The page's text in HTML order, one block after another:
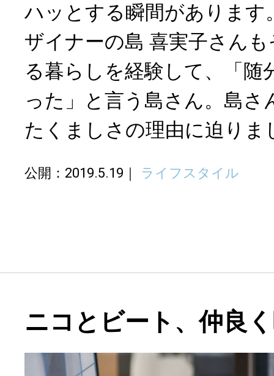
ハッとする瞬間があります
ザイナーの島 喜実子さん
る暮らしを経験して、「随
った」と言う島さん。島さ
たくましさの理由に迫りま
公開：2019.5.19 ライフスタイル
ニコとビート、仲良